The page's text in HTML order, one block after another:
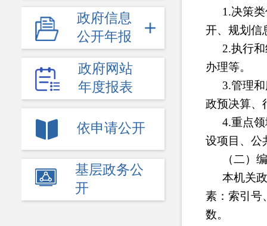
政府信息
公开年报
政府网站
年度报表
依申请公开
基层政务公
开
1.决策
开、规划信
2.执行
办理等。
3.管理
政预决算、
4.重点
设项目、公
（二）
本机关
素：索引号
数。